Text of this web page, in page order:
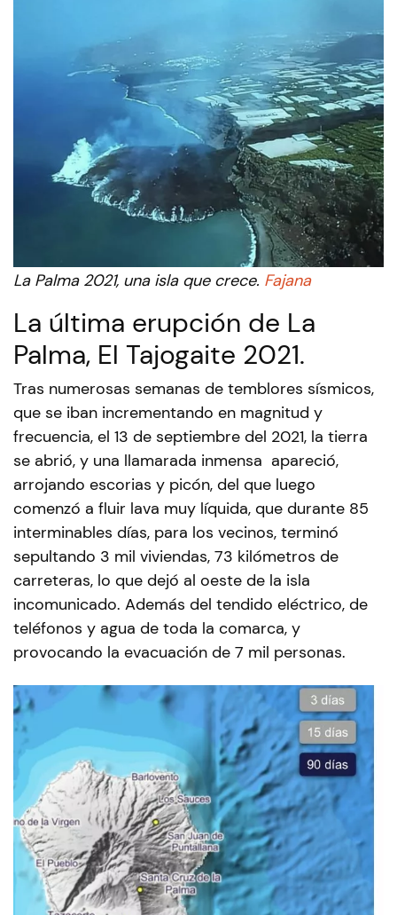
La Palma 2021, una isla que crece. Fajana
La última erupción de La
Palma, El Tajogaite 2021.
Tras numerosas semanas de temblores sísmicos,
que se iban incrementando en magnitud y
frecuencia, el 13 de septiembre del 2021, la tierra
se abrió, y una llamarada inmensa apareció,
arrojando escorias y picón, del que luego
comenzó a fluir lava muy líquida, que durante 85
interminables días, para los vecinos, terminó
sepultando 3 mil viviendas, 73 kilómetros de
carreteras, lo que dejó al oeste de la isla
incomunicado. Además del tendido eléctrico, de
teléfonos y agua de toda la comarca, y
provocando la evacuación de 7 mil personas.